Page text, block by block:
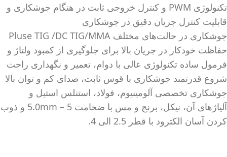
تکنولوژی PWM و کنترل خروجی ثابت در هنگام جوشکاری و
قابلیت کنترل جریان دقیق در جوشکاری
جوشکاری در حالت‌های مختلف Pluse TIG /DC TIG/MMA
حفاظت خودکار در جریان بالا برای جلوگیری از کمبود ولتاژ و
فرمول ساده تکنولوژی عالی با دوام، تعمیر و نگهداری راحت
شروع قدرتمند جوشکاری با قوس ثابت، صدای کم و توان بالا
جوشکاری تخصصی آلومینیوم، فولاد، استنلس استیل و
آلیاژهای آن، نیکل، برنج و مس با ضخامت 5 – 5.0mm و ذوب
کردن آسان الکترود با قطر 2.5 الی 4.